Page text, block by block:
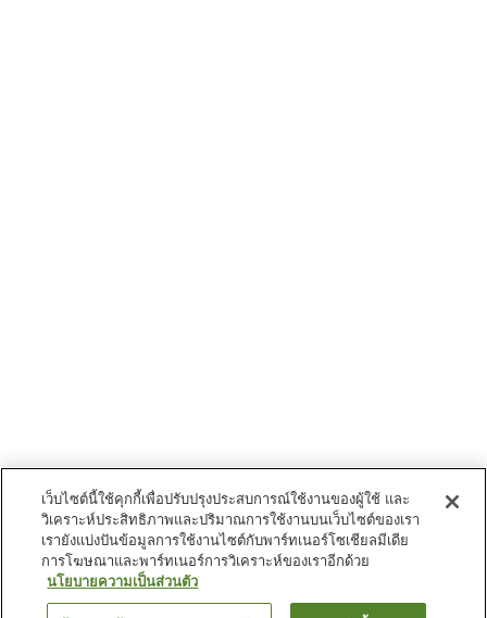
เว็บไซต์นี้ใช้คุกกี้เพื่อปรับปรุงประสบการณ์ใช้งานของผู้ใช้ และ
วิเคราะห์ประสิทธิภาพและปริมาณการใช้งานบนเว็บไซต์ของเรา
เรายังแบ่งปันข้อมูลการใช้งานไซต์กับพาร์ทเนอร์โซเชียลมีเดีย
การโฆษณาและพาร์ทเนอร์การวิเคราะห์ของเราอีกด้วย
นโยบายความเป็นส่วนตัว